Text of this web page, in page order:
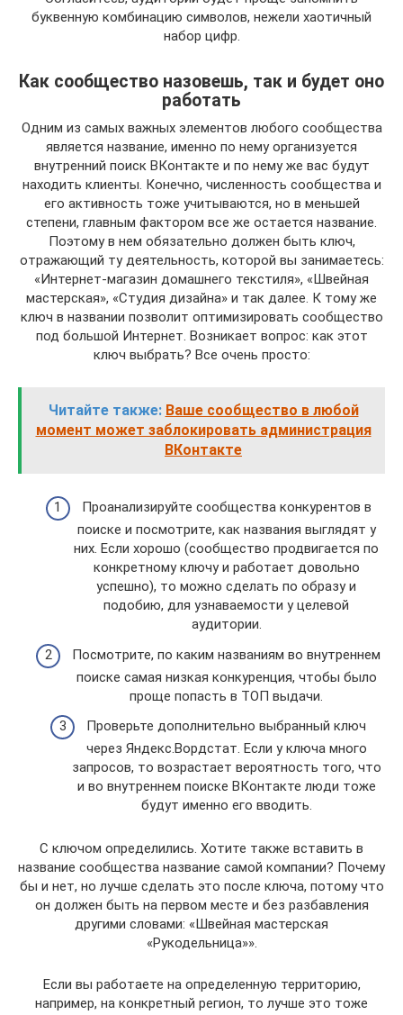
буквенную комбинацию символов, нежели хаотичный
набор цифр.
Как сообщество назовешь, так и будет оно
работать
Одним из самых важных элементов любого сообщества
является название, именно по нему организуется
внутренний поиск ВКонтакте и по нему же вас будут
находить клиенты. Конечно, численность сообщества и
его активность тоже учитываются, но в меньшей
степени, главным фактором все же остается название.
Поэтому в нем обязательно должен быть ключ,
отражающий ту деятельность, которой вы занимаетесь:
«Интернет-магазин домашнего текстиля», «Швейная
мастерская», «Студия дизайна» и так далее. К тому же
ключ в названии позволит оптимизировать сообщество
под большой Интернет. Возникает вопрос: как этот
ключ выбрать? Все очень просто:
Читайте также: Ваше сообщество в любой
момент может заблокировать администрация
ВКонтакте
Проанализируйте сообщества конкурентов в
поиске и посмотрите, как названия выглядят у
них. Если хорошо (сообщество продвигается по
конкретному ключу и работает довольно
успешно), то можно сделать по образу и
подобию, для узнаваемости у целевой
аудитории.
Посмотрите, по каким названиям во внутреннем
поиске самая низкая конкуренция, чтобы было
проще попасть в ТОП выдачи.
Проверьте дополнительно выбранный ключ
через Яндекс.Вордстат. Если у ключа много
запросов, то возрастает вероятность того, что
и во внутреннем поиске ВКонтакте люди тоже
будут именно его вводить.
С ключом определились. Хотите также вставить в
название сообщества название самой компании? Почему
бы и нет, но лучше сделать это после ключа, потому что
он должен быть на первом месте и без разбавления
другими словами: «Швейная мастерская
«Рукодельница»».
Если вы работаете на определенную территорию,
например, на конкретный регион, то лучше это тоже